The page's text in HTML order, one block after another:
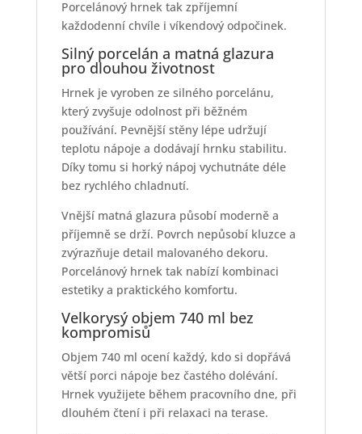
Porcelánový hrnek tak zpříjemní
každodenní chvíle i víkendový odpočinek.
Silný porcelán a matná glazura
pro dlouhou životnost
Hrnek je vyroben ze silného porcelánu,
který zvyšuje odolnost při běžném
používání. Pevnější stěny lépe udržují
teplotu nápoje a dodávají hrnku stabilitu.
Díky tomu si horký nápoj vychutnáte déle
bez rychlého chladnutí.
Vnější matná glazura působí moderně a
příjemně se drží. Povrch nepůsobí kluzce a
zvýrazňuje detail malovaného dekoru.
Porcelánový hrnek tak nabízí kombinaci
estetiky a praktického komfortu.
Velkorysý objem 740 ml bez
kompromisů
Objem 740 ml ocení každý, kdo si dopřává
větší porci nápoje bez častého dolévání.
Hrnek využijete během pracovního dne, při
dlouhém čtení i při relaxaci na terase.